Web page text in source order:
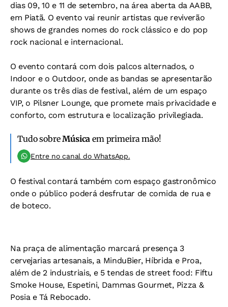
dias 09, 10 e 11 de setembro, na área aberta da AABB,
em Piatã. O evento vai reunir artistas que reviverão
shows de grandes nomes do rock clássico e do pop
rock nacional e internacional.
O evento contará com dois palcos alternados, o
Indoor e o Outdoor, onde as bandas se apresentarão
durante os três dias de festival, além de um espaço
VIP, o Pilsner Lounge, que promete mais privacidade e
conforto, com estrutura e localização privilegiada.
Tudo sobreMúsica em primeira mão!
Entre no canal do WhatsApp.
O festival contará também com espaço gastronômico
onde o público poderá desfrutar de comida de rua e
de boteco.
Na praça de alimentação marcará presença 3
cervejarias artesanais, a MinduBier, Híbrida e Proa,
além de 2 industriais, e 5 tendas de street food: Fiftu
Smoke House, Espetini, Dammas Gourmet, Pizza &
Posia e Tá Rebocado.